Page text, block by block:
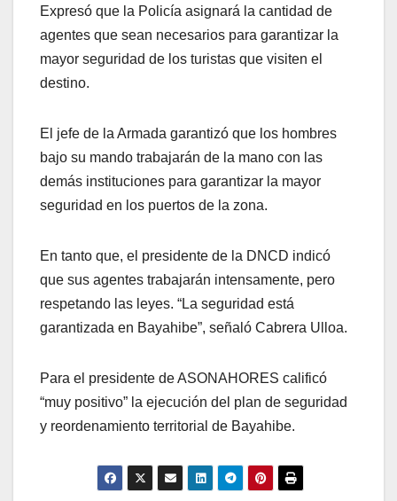
Expresó que la Policía asignará la cantidad de
agentes que sean necesarios para garantizar la
mayor seguridad de los turistas que visiten el
destino.
El jefe de la Armada garantizó que los hombres
bajo su mando trabajarán de la mano con las
demás instituciones para garantizar la mayor
seguridad en los puertos de la zona.
En tanto que, el presidente de la DNCD indicó
que sus agentes trabajarán intensamente, pero
respetando las leyes. “La seguridad está
garantizada en Bayahibe”, señaló Cabrera Ulloa.
Para el presidente de ASONAHORES calificó
“muy positivo” la ejecución del plan de seguridad
y reordenamiento territorial de Bayahibe.